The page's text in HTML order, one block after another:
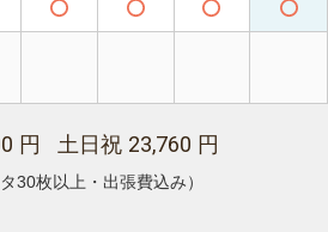
円 土日祝 23,760 円
30枚以上・出張費込み）